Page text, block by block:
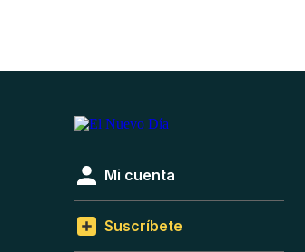
Mi cuenta
Suscríbete